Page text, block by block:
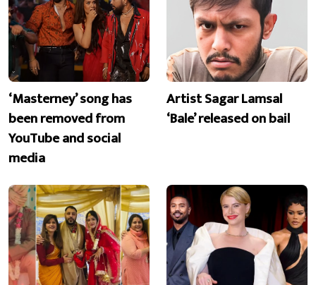
‘Masterney’ song has
been removed from
YouTube and social
media
Artist Sagar Lamsal
‘Bale’ released on bail